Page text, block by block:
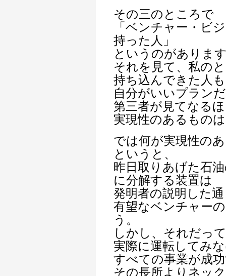
その三のところで
「ベンチャー・ビ
持った人」
というのがありま
それを見て、私の
持ち込んできた人
自分がいいプラン
第三者が見てなる
実現性のあるもの
では何が実現性の
というと、
昨日取りあげた石
に分解する装置は
発明者の説明した
有望なベンチャー
う。
しかし、それだっ
実際に運転してみ
すべての事業が成
その長所よりネッ